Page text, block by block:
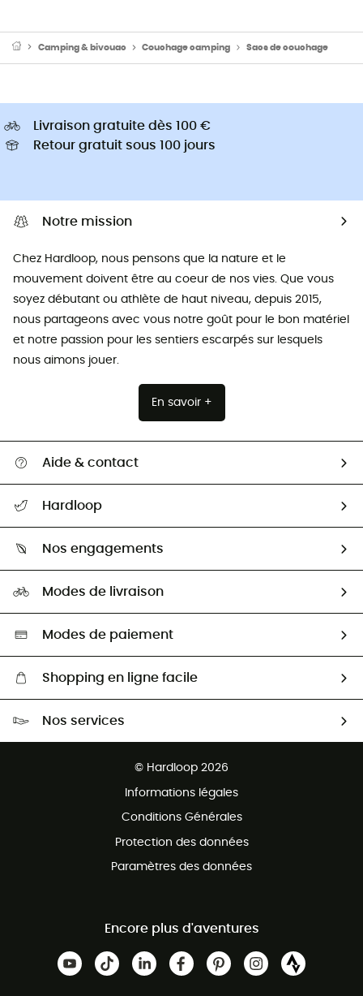
Camping & bivouac Couchage camping Sacs de couchage
Livraison gratuite dès 100 €
Retour gratuit sous 100 jours
Notre mission
Chez Hardloop, nous pensons que la nature et le
mouvement doivent être au coeur de nos vies. Que vous
soyez débutant ou athlète de haut niveau, depuis 2015,
nous partageons avec vous notre goût pour le bon matériel
et notre passion pour les sentiers escarpés sur lesquels
nous aimons jouer.
En savoir +
Aide & contact
Guide des tailles
Seconde Main
Aide & Contact
Hardloop
HardGuides
Nos engagements
Sélection éco-responsable
Modes de livraison
Modes de paiement
Shopping en ligne facile
Nos services
© Hardloop 2026
Informations légales
Conditions Générales
Protection des données
Paramètres des données
Encore plus d'aventures